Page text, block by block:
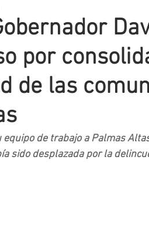
por
de las
de trabajo a Palmas
sido desplazada por la